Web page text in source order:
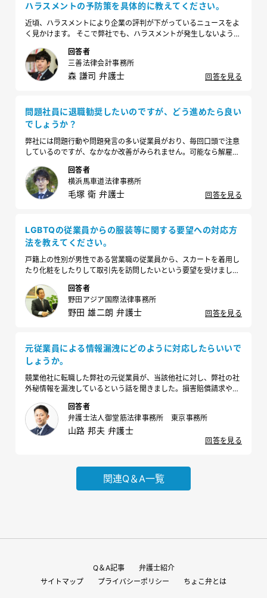
ハラスメントの予防策を具体的に教えてください。
近頃、ハラスメントにより企業の評判が下がっているニュースをよ
く見かけます。 そこで弊社でも、ハラスメントが発生しないように
い。
回答者
三善法律会計事務所
森 謙司 弁護士 回答を見る
問題社員に退職勧奨したいのですが、どう進めたら良い
でしょうか？
弊社には問題行動や問題発言の多い従業員がおり、毎回口頭で注意
しているのですが、なかなか改善がみられません。可能なら解雇し
を試みようと考えています。どのように進めるべきでしょうか。
回答者
横浜馬車道法律事務所
毛塚 衛 弁護士 回答を見る
LGBTQの従業員からの服装等に関する要望への対応方
法を教えてください。
戸籍上の性別が男性である営業職の従業員から、スカートを着用し
たり化粧をしたりして取引先を訪問したいという要望を受けまし
内勤への配置転換を受け入れるよう打診したいです。気を付けるべ
き点はありますか？
回答者
野田アジア国際法律事務所
野田 雄二朗 弁護士 回答を見る
元従業員による情報漏洩にどのように対応したらいいで
しょうか。
競業他社に転職した弊社の元従業員が、当該他社に対し、弊社の社
外秘情報を漏洩しているという話を聞きました。損害賠償請求や刑
きでしょうか？回答者
弁護士法人御堂筋法律事務所 東京事務所
山路 邦夫 弁護士
回答を見る
関連Q＆A一覧
Q＆A記事
弁護士紹介
サイトマップ
プライバシーポリシー ちょこ弁とは